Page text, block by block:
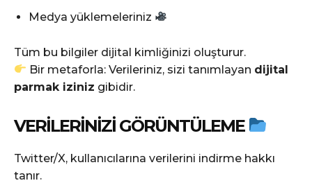
Medya yüklemeleriniz
Tüm bu bilgiler dijital kimliğinizi oluşturur.
Bir metaforla: Verileriniz, sizi tanımlayan dijital
parmak iziniz gibidir.
VERILERINIZI GÖRÜNTÜLEME
Twitter/X, kullanıcılarına verilerini indirme hakkı
tanır.